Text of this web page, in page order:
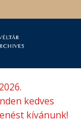
kedves
kívánunk!